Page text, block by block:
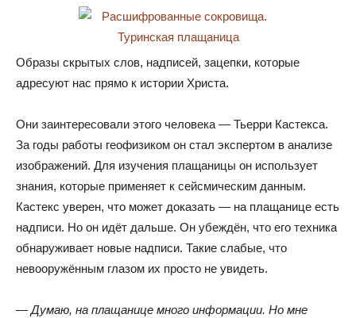
Образы скрытых слов, надписей, зацепки, которые
адресуют нас прямо к истории Христа.
Они заинтересовали этого человека — Тьерри Кастекса.
За годы работы геофизиком он стал экспертом в анализе
изображений. Для изучения плащаницы он использует
знания, которые применяет к сейсмическим данным.
Кастекс уверен, что может доказать — на плащанице есть
надписи. Но он идёт дальше. Он убеждён, что его техника
обнаруживает новые надписи. Такие слабые, что
невооружённым глазом их просто не увидеть.
— Думаю, на плащанице много информации. Но мне